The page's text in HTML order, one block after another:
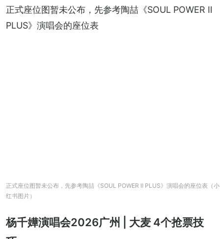
正式座位图暂未公布，先参考陶喆《SOUL POWER Ⅱ
PLUS》演唱会的座位表
正式座位图暂未公布，先参考陶喆《SOUL POWER Ⅱ PLUS》演唱会的座位表（小
红书图片）
杨千嬅演唱会2026广州 | 大麦 4个抢票技